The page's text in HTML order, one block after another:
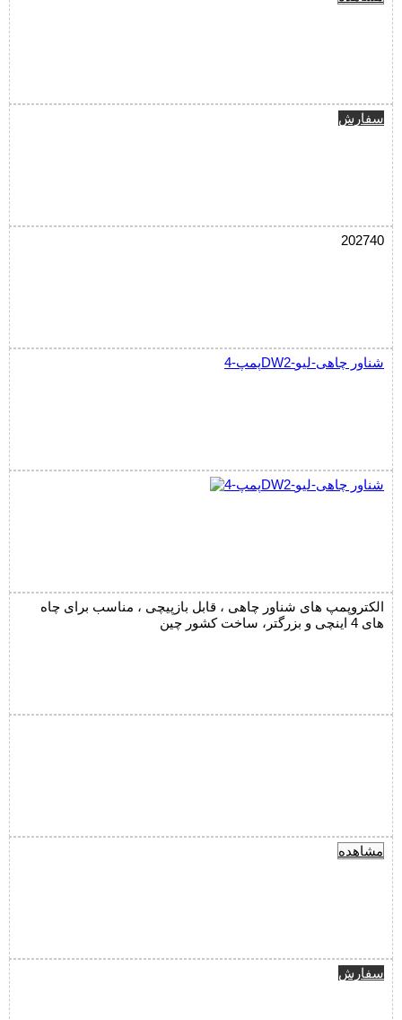
سفارش
202740
پمپ-4DW2-شناور چاهی-لیو
الکتروپمپ های شناور چاهی ، قابل بازپیچی ، مناسب برای چاه
های 4 اینچی و بزرگتر، ساخت کشور چین
مشاهده
سفارش